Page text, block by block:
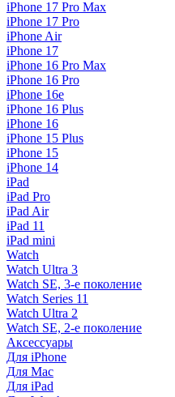
iPhone 17 Pro Max
iPhone 17 Pro
iPhone Air
iPhone 17
iPhone 16 Pro Max
iPhone 16 Pro
iPhone 16e
iPhone 16 Plus
iPhone 16
iPhone 15 Plus
iPhone 15
iPhone 14
iPad
iPad Pro
iPad Air
iPad 11
iPad mini
Watch
Watch Ultra 3
Watch SE, 3-е поколение
Watch Series 11
Watch Ultra 2
Watch SE, 2-е поколение
Аксессуары
Для iPhone
Для Mac
Для iPad